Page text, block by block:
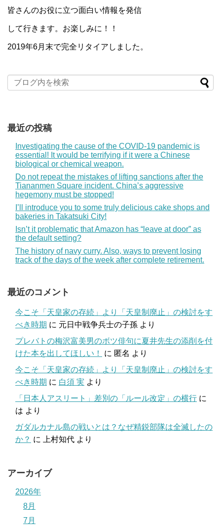
皆さんのお役に立つ面白い情報を発信
して行きます。お楽しみに！！
2019年6月末で完全リタイアしました。
最近の投稿
Investigating the cause of the COVID-19 pandemic is
essential! It would be terrifying if it were a Chinese
biological or chemical weapon.
Do not repeat the mistakes of lifting sanctions after the
Tiananmen Square incident. China’s aggressive
hegemony must be stopped!
I’ll introduce you to some truly delicious cake shops and
bakeries in Takatsuki City!
Isn’t it problematic that Amazon has “leave at door” as
the default setting?
The history of navy curry. Also, ways to prevent losing
track of the days of the week after complete retirement.
最近のコメント
今こそ「天皇家の存続」より「天皇制廃止」の検討をす
べき時期 に 元日中戦争兵士の子孫 より
プレバトの梅沢富美男のボツ俳句に夏井先生の添削を付
けた本を出してほしい！
に 匿名 より
今こそ「天皇家の存続」より「天皇制廃止」の検討をす
べき時期 に 白須 実 より
「日本人アスリート」差別の「ルール改定」の横行 に
は より
ガダルカナル島の戦いとは？なぜ精鋭部隊は全滅したの
か？ に 上村知代 より
アーカイブ
2026年
8月
7月